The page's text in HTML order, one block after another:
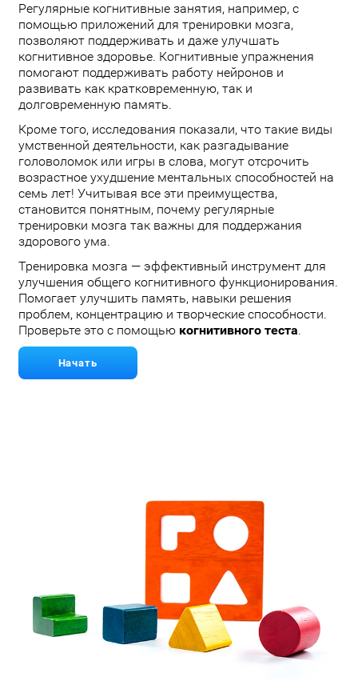
Регулярные когнитивные занятия, например, с
помощью приложений для тренировки мозга,
позволяют поддерживать и даже улучшать
когнитивное здоровье. Когнитивные упражнения
помогают поддерживать работу нейронов и
развивать как кратковременную, так и
долговременную память.
Кроме того, исследования показали, что такие виды
умственной деятельности, как разгадывание
головоломок или игры в слова, могут отсрочить
возрастное ухудшение ментальных способностей на
семь лет! Учитывая все эти преимущества,
становится понятным, почему регулярные
тренировки мозга так важны для поддержания
здорового ума.
Тренировка мозга — эффективный инструмент для
улучшения общего когнитивного функционирования.
Помогает улучшить память, навыки решения
проблем, концентрацию и творческие способности.
Проверьте это с помощью когнитивного теста.
Начать